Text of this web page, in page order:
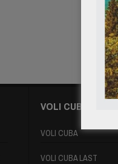
VOLI CUBA
VOLI CUBA
VOLI CUBA LAST